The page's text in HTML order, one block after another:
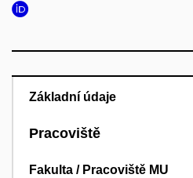
Základní údaje
Pracoviště
Fakulta / Pracoviště MU